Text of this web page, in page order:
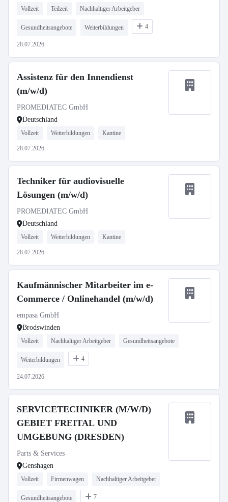
Vollzeit Teilzeit Nachhaltiger Arbeitgeber
Gesundheitsangebote Weiterbildungen 4
28.07.2026
Assistenz für den Innendienst
(m/w/d)
PROMEDIATEC GmbH
Deutschland
Vollzeit Weiterbildungen Kantine
28.07.2026
Techniker für audiovisuelle
Lösungen (m/w/d)
PROMEDIATEC GmbH
Deutschland
Vollzeit Weiterbildungen Kantine
28.07.2026
Kaufmännischer Mitarbeiter im e-
Commerce / Onlinehandel (m/w/d)
empasa GmbH
Brodswinden
Vollzeit Nachhaltiger Arbeitgeber Gesundheitsangebote
Weiterbildungen 4
24.07.2026
SERVICETECHNIKER (M/W/D)
GEBIET FREITAL UND
UMGEBUNG (DRESDEN)
Parts & Services
Genshagen
Vollzeit Firmenwagen Nachhaltiger Arbeitgeber
Gesundheitsangebote 7